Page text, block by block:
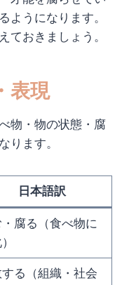
ようになります。
ておきましょう。
表現
物・物の状態・腐
ります。
日本語訳
腐る（食べ物に
る（組織・社会